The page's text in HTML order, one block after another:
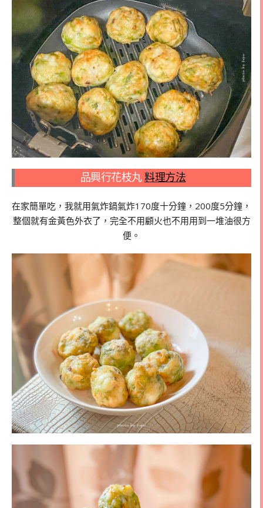
品興行花枝丸料理方法
在家簡單吃，我就用氣炸鍋氣炸170度十分鐘，200度5分鐘，
整個就有金黃色外衣了，完全不用顧火也不用用到一堆油很方
便。